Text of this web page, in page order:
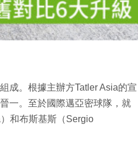
成。根據主辦方Tatler Asia的宣
一。至於國際邁亞密球隊，就
和布斯基斯（Sergio